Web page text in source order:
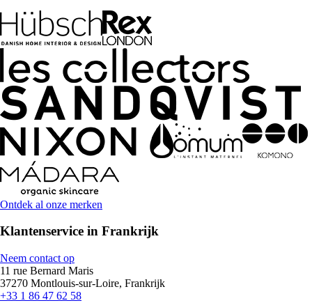
Ontdek al onze merken
Klantenservice in Frankrijk
Neem contact op
11 rue Bernard Maris
37270 Montlouis-sur-Loire, Frankrijk
+33 1 86 47 62 58